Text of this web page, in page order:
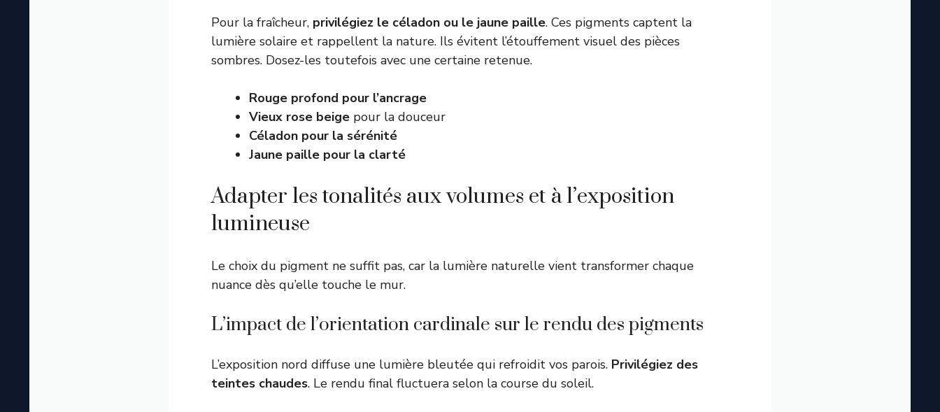
Pour la fraîcheur, privilégiez le céladon ou le jaune paille. Ces pigments captent la
lumière solaire et rappellent la nature. Ils évitent l’étouffement visuel des pièces
sombres. Dosez-les toutefois avec une certaine retenue.
Rouge profond pour l’ancrage
Vieux rose beige pour la douceur
Céladon pour la sérénité
Jaune paille pour la clarté
Adapter les tonalités aux volumes et à l’exposition
lumineuse
Le choix du pigment ne suffit pas, car la lumière naturelle vient transformer chaque
nuance dès qu’elle touche le mur.
L’impact de l’orientation cardinale sur le rendu des pigments
L’exposition nord diffuse une lumière bleutée qui refroidit vos parois. Privilégiez des
teintes chaudes. Le rendu final fluctuera selon la course du soleil.